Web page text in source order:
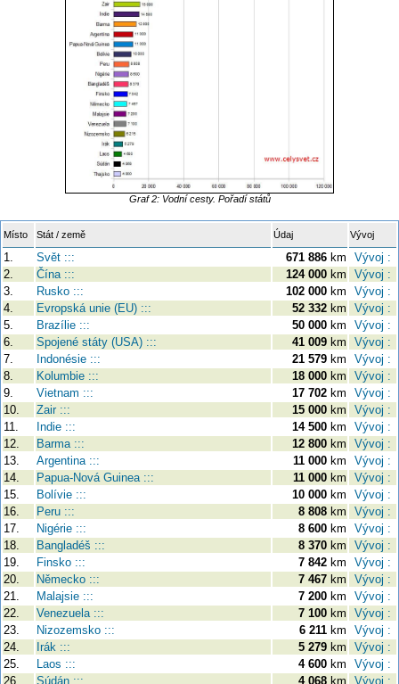
Graf 2: Vodní cesty. Pořadí států
Místo Stát / země Údaj Vývoj
1. Svět ::: 671 886 km
Vývoj :
2.
Čína ::: 124 000 km
Vývoj :
3.
Rusko ::: 102 000 km
Vývoj :
4.
Evropská unie (EU) ::: 52 332 km
Vývoj :
5.
Brazílie ::: 50 000 km
Vývoj :
6.
Spojené státy (USA) ::: 41 009 km
Vývoj :
7.
Indonésie ::: 21 579 km
Vývoj :
8.
Kolumbie ::: 18 000 km
Vývoj :
9.
Vietnam ::: 17 702 km
Vývoj :
10.
Zair ::: 15 000 km
Vývoj :
11.
Indie ::: 14 500 km
Vývoj :
12.
Barma ::: 12 800 km
Vývoj :
13.
Argentina ::: 11 000 km
Vývoj :
14.
Papua-Nová Guinea ::: 11 000 km
Vývoj :
15.
Bolívie ::: 10 000 km
Vývoj :
16.
Peru ::: 8 808 km
Vývoj :
17.
Nigérie ::: 8 600 km
Vývoj :
18.
Bangladéš ::: 8 370 km
Vývoj :
19.
Finsko ::: 7 842 km
Vývoj :
20.
Německo ::: 7 467 km
Vývoj :
21.
Malajsie ::: 7 200 km
Vývoj :
22.
Venezuela ::: 7 100 km
Vývoj :
23.
Nizozemsko ::: 6 211 km
Vývoj :
24.
Irák ::: 5 279 km
Vývoj :
25.
Laos ::: 4 600 km
Vývoj :
26.
Súdán ::: 4 068 km
Vývoj :